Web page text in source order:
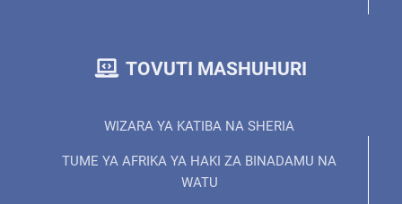
TOVUTI MASHUHURI
WIZARA YA KATIBA NA SHERIA
TUME YA AFRIKA YA HAKI ZA BINADAMU NA
WATU